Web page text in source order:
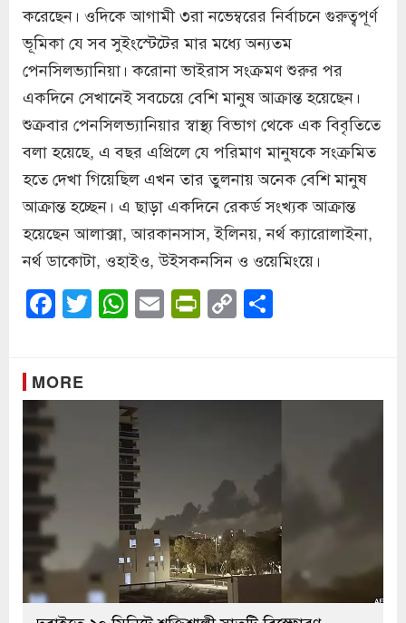
করেছেন। ওদিকে আগামী ৩রা নভেম্বরের নির্বাচনে গুরুত্বপূর্ণ
ভূমিকা যে সব সুইংস্টেটের মার মধ্যে অন্যতম
পেনসিলভ্যানিয়া। করোনা ভাইরাস সংক্রমণ শুরুর পর
একদিনে সেখানেই সবচেয়ে বেশি মানুষ আক্রান্ত হয়েছেন।
শুক্রবার পেনসিলভ্যানিয়ার স্বাস্থ্য বিভাগ থেকে এক বিবৃতিতে
বলা হয়েছে, এ বছর এপ্রিলে যে পরিমাণ মানুষকে সংক্রমিত
হতে দেখা গিয়েছিল এখন তার তুলনায় অনেক বেশি মানুষ
আক্রান্ত হচ্ছেন। এ ছাড়া একদিনে রেকর্ড সংখ্যক আক্রান্ত
হয়েছেন আলাক্সা, আরকানসাস, ইলিনয়, নর্থ ক্যারোলাইনা,
নর্থ ডাকোটা, ওহাইও, উইসকনসিন ও ওয়েমিংয়ে।
Facebook
Twitter
WhatsApp
EmailPrintFriendly
Copy
Link
MORE